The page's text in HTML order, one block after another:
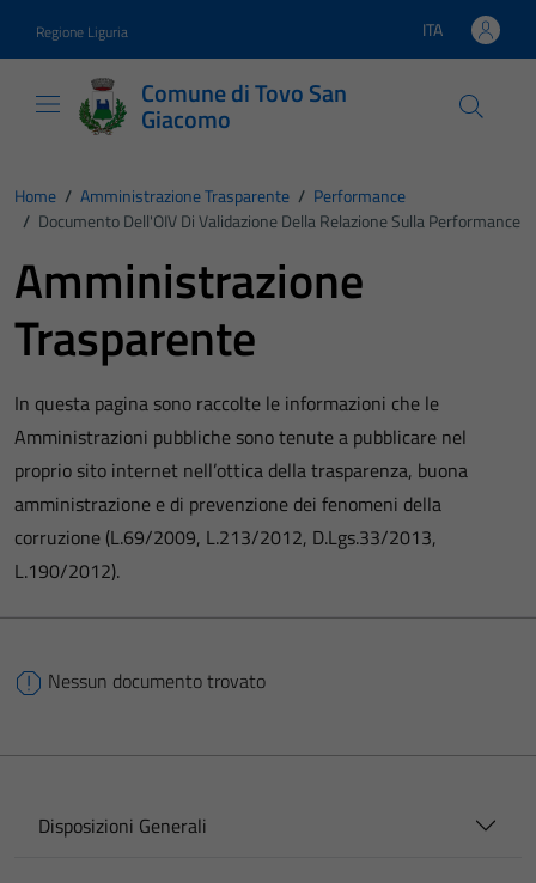
Regione Liguria Lingua attiva:
ITA
Comune di Tovo San
Giacomo
Home / Amministrazione Trasparente / Performance
/ Documento Dell'OIV Di Validazione Della Relazione Sulla Performance
Amministrazione
Trasparente
In questa pagina sono raccolte le informazioni che le
Amministrazioni pubbliche sono tenute a pubblicare nel
proprio sito internet nell’ottica della trasparenza, buona
amministrazione e di prevenzione dei fenomeni della
corruzione (L.69/2009, L.213/2012, D.Lgs.33/2013,
L.190/2012).
Nessun documento trovato
Disposizioni Generali